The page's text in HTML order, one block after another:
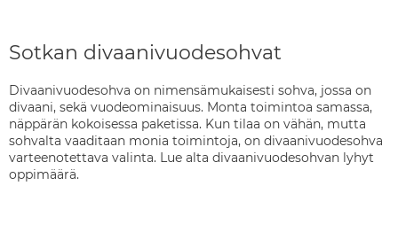
Sotkan divaanivuodesohvat
Divaanivuodesohva on nimensämukaisesti sohva, jossa on
divaani, sekä vuodeominaisuus. Monta toimintoa samassa,
näppärän kokoisessa paketissa. Kun tilaa on vähän, mutta
sohvalta vaaditaan monia toimintoja, on divaanivuodesohva
varteenotettava valinta. Lue alta divaanivuodesohvan lyhyt
oppimäärä.